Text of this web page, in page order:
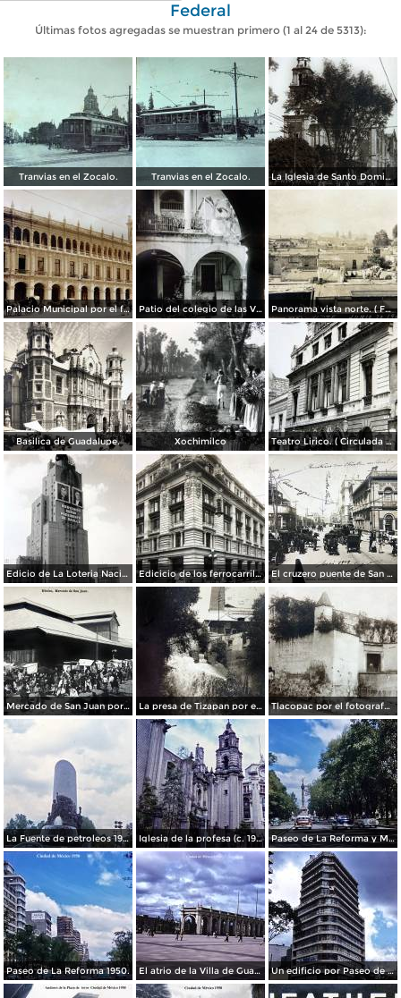
Federal
Últimas fotos agregadas se muestran primero (1 al 24 de 5313):
Tranvias en el Zocalo. Tranvias en el Zocalo. La Iglesia de Santo Domingo.
Palacio Municipal por el fotografo Hugo Brehme.. Patio del colegio de las Vizcainas por el fotografo Hugo Brehme. Panorama vista norte. ( Fechada el 20 de Junio de 1905 ).
Basilica de Guadalupe. Xochimilco Teatro Lirico. ( Circulada el 1 de Agosto de 1926 ).
Edicio de La Loteria Nacional Ciudad de México Abril de 1964 Edicicio de los ferrocarriles. El cruzero puente de San Francisco y Guardiola por el fotografo Felix Miret.
Mercado de San Juan por el fotografo Felix Miret La presa de Tizapan por el fotografo Fernando Kososky. ( Circulada el 22 de Diembre de 1910 ). Tlacopac por el fotografo Hugo Brehme.
La Fuente de petroleos 1950. Iglesia de la profesa (c. 1950) Paseo de La Reforma y Mto a La Independencia 1950
Paseo de La Reforma 1950. El atrio de la Villa de Guadalupe 1950. Un edificio por Paseo de La Reforma 1950